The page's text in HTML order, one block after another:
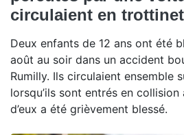
circulaient en
Deux enfants de 12 ans ont été
août au soir dans un accident
Rumilly. Ils circulaient ensemble
lorsqu’ils sont entrés en collision
d’eux a été grièvement blessé.